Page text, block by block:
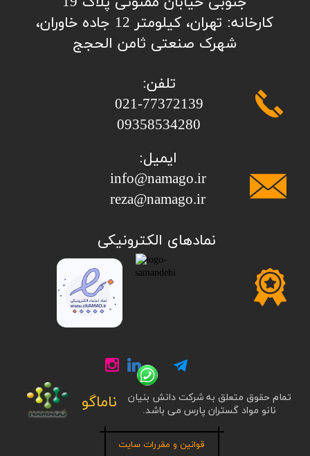
تمام حقوق متعلق به شرکت دانش بنیان
نانو مواد گستران پارس می باشد.
ناماگو
تلفن:
​​​​​​​021-77372139
​​​​​​​09358534280
کارخانه: تهران، کیلومتر 12 جاده خاوران،
شهرک صنعتی ثامن الحجج
ایمیل:
info@namago.ir
​​​​​​​reza@namago.ir
​نمادهای الکترونیکی
قوانین و مقررات سایت